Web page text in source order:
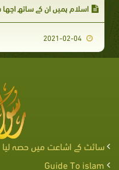
اسلام ہمیں ان کے ساتھ اچھا سلوک کرنے کا کیوں حکم
سائٹ کے اشاعت میں حصہ لیا
Guide To islam